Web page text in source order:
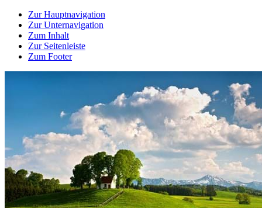
Zur Hauptnavigation
Zur Unternavigation
Zum Inhalt
Zur Seitenleiste
Zum Footer